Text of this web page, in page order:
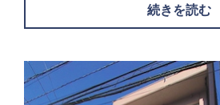
続きを読む